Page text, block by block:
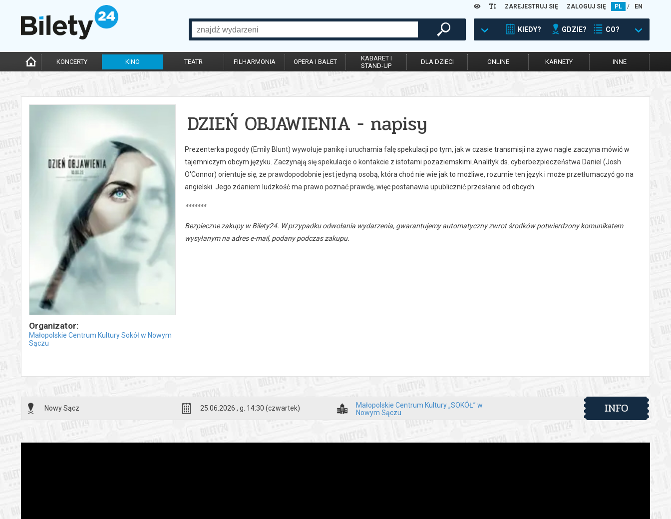
ZAREJESTRUJ SIĘ ZALOGUJ SIĘ PL / EN
KIEDY? GDZIE? CO?
KONCERTY KINO TEATR FILHARMONIA OPERA I BALET
KABARET I
STAND-UP
DLA DZIECI ONLINE KARNETY INNE
Organizator:
Małopolskie Centrum Kultury Sokół w Nowym
Sączu
DZIEŃ OBJAWIENIA - napisy
Prezenterka pogody (Emily Blunt) wywołuje panikę i uruchamia falę spekulacji po tym, jak w czasie transmisji na żywo nagle zaczyna mówić w
tajemniczym obcym języku. Zaczynają się spekulacje o kontakcie z istotami pozaziemskimi.Analityk ds. cyberbezpieczeństwa Daniel (Josh
O'Connor) orientuje się, że prawdopodobnie jest jedyną osobą, która choć nie wie jak to możliwe, rozumie ten język i może przetłumaczyć go na
angielski. Jego zdaniem ludzkość ma prawo poznać prawdę, więc postanawia upublicznić przesłanie od obcych.
*******
Bezpieczne zakupy w Bilety24. W przypadku odwołania wydarzenia, gwarantujemy automatyczny zwrot środków potwierdzony komunikatem
wysyłanym na adres e-mail, podany podczas zakupu.
Nowy Sącz 25.06.2026 , g. 14:30 (czwartek)
Małopolskie Centrum Kultury „SOKÓŁ” w
Nowym Sączu
INFO